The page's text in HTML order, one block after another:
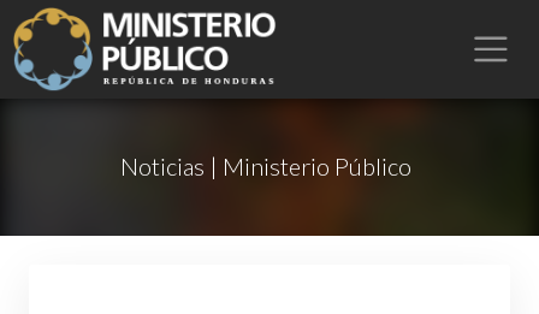
Noticias | Ministerio Público